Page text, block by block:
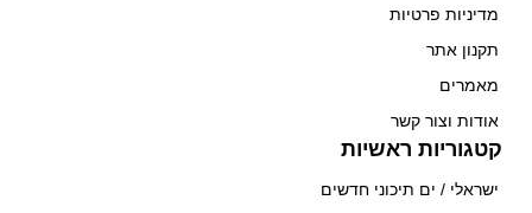
מדיניות פרטיות
תקנון אתר
מאמרים
אודות וצור קשר
קטגוריות ראשיות
ישראלי / ים תיכוני חדשים